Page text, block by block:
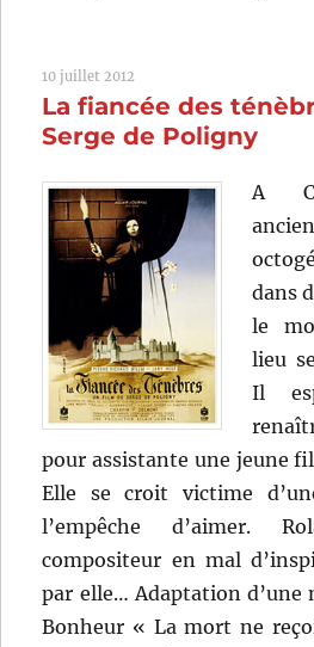
10 juillet 2012
La fiancée des
Serge de Poligny
A
dans
le
lieu
Il
pour assistante une jeune
Elle se croit victime
l’empêche d’aimer.
compositeur en mal
par elle… Adaptation d’une
Bonheur « La mort ne